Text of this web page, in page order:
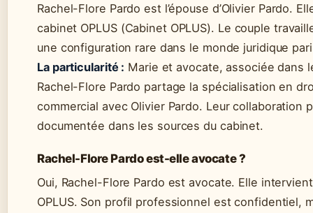
Rachel-Flore Pardo est l’épouse d’Olivier Pardo.
cabinet OPLUS (Cabinet OPLUS). Le couple
une configuration rare dans le monde juridique
La particularité : Marie et avocate, associée dans
Rachel-Flore Pardo partage la spécialisation en
commercial avec Olivier Pardo. Leur collaboration
documentée dans les sources du cabinet.
Rachel-Flore Pardo est-elle avocate ?
Oui, Rachel-Flore Pardo est avocate. Elle
OPLUS. Son profil professionnel est confidentiel,